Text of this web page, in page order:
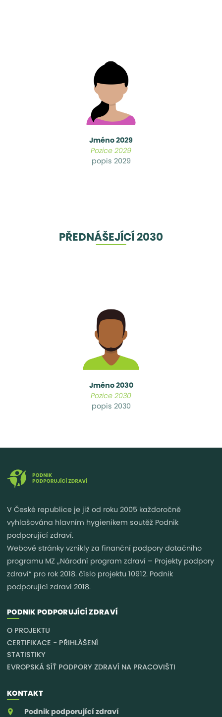
Jméno 2029
Pozice 2029
popis 2029
PŘEDNÁŠEJÍCÍ 2030
Jméno 2030
Pozice 2030
popis 2030
V České republice je již od roku 2005 každoročně
vyhlašována hlavním hygienikem soutěž Podnik
podporující zdraví.
Webové stránky vznikly za finanční podpory dotačního
programu MZ „Národní program zdraví – Projekty podpory
zdraví“ pro rok 2018. číslo projektu 10912. Podnik
podporující zdraví 2018.
PODNIK PODPORUJÍCÍ ZDRAVÍ
O PROJEKTU
CERTIFIKACE - PŘIHLÁŠENÍ
STATISTIKY
EVROPSKÁ SÍŤ PODPORY ZDRAVÍ NA PRACOVIŠTI
KONTAKT
Podnik podporující zdraví